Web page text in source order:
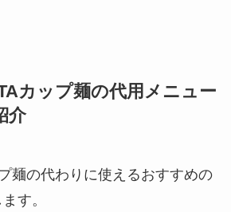
カップ麺の代用メニュー
介
麺の代わりに使えるおすすめの
す。